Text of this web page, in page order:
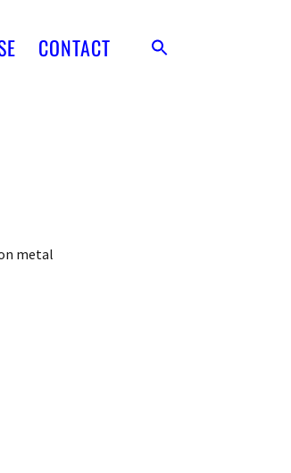
CONTACT
metal